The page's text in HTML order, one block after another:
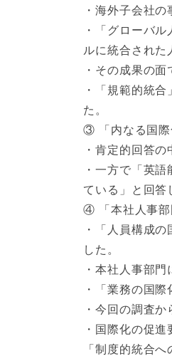
・海外子会社
・「グローバ
ルに統合された
・その成果の
・「規範的統
た。
③ 「内なる国際
・肯定的回答
・一方で「英
ている」と回答
④ 「本社人事部
・「人員構成
した。
・本社人事部
・「業務の国
・今回の調査
・国際化の促
「制度的統合